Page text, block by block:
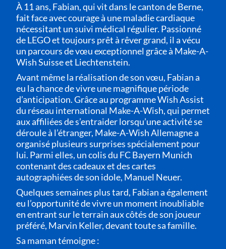
À 11 ans, Fabian, qui vit dans le canton de Berne,
fait face avec courage à une maladie cardiaque
nécessitant un suivi médical régulier. Passionné
de LEGO et toujours prêt à rêver grand, il a vécu
un parcours de vœu exceptionnel grâce à Make-A-
Wish Suisse et Liechtenstein.
Avant même la réalisation de son vœu, Fabian a
eu la chance de vivre une magnifique période
d’anticipation. Grâce au programme Wish Assist
du réseau international Make-A-Wish, qui permet
aux affiliées de s’entraider lorsqu’une activité se
déroule à l’étranger, Make-A-Wish Allemagne a
organisé plusieurs surprises spécialement pour
lui. Parmi elles, un colis du FC Bayern Munich
contenant des cadeaux et des cartes
autographiées de son idole, Manuel Neuer.
Quelques semaines plus tard, Fabian a également
eu l’opportunité de vivre un moment inoubliable
en entrant sur le terrain aux côtés de son joueur
préféré, Marvin Keller, devant toute sa famille.
Sa maman témoigne :